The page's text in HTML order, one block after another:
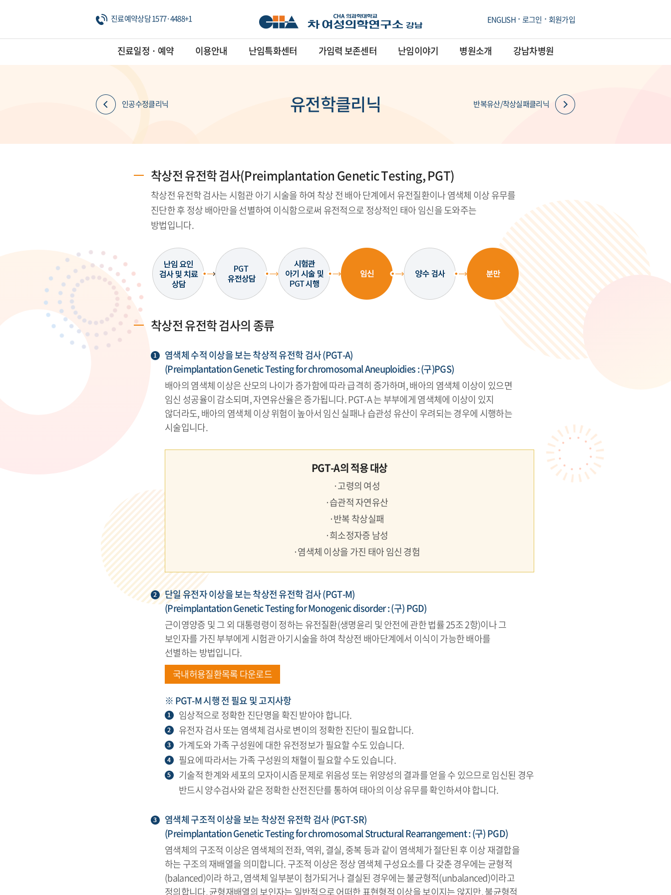
진료예약상담 1577·4488+1 ENGLISH 로그인 회원가입
진료일정 · 예약 이용안내 난임특화센터 가임력 보존센터 난임이야기 병원소개 강남차병원
인공수정클리닉 유전학클리닉 반복유산/착상실패클리닉
착상전 유전학 검사(Preimplantation Genetic Testing, PGT)
착상전 유전학 검사는 시험관 아기 시술을 하여 착상 전 배아 단계에서 유전질환이나 염색체 이상 유무를
진단한 후 정상 배아만을 선별하여 이식함으로써 유전적으로 정상적인 태아 임신을 도와주는
방법입니다.
착상전 유전학 검사의 종류
염색체 수적 이상을 보는 착상적 유전학 검사 (PGT-A)
(Preimplantation Genetic Testing for chromosomal Aneuploidies : (구)PGS)
배아의 염색체 이상은 산모의 나이가 증가함에 따라 급격히 증가하며, 배아의 염색체 이상이 있으면
임신 성공율이 감소되며, 자연유산율은 증가됩니다. PGT-A 는 부부에게 염색체에 이상이 있지
않더라도, 배아의 염색체 이상 위험이 높아서 임신 실패나 습관성 유산이 우려되는 경우에 시행하는
시술입니다.
PGT-A의 적용 대상
·고령의 여성
·습관적 자연유산
·반복 착상실패
·희소정자증 남성
·염색체 이상을 가진 태아 임신 경험
단일 유전자 이상을 보는 착상전 유전학 검사 (PGT-M)
(Preimplantation Genetic Testing for Monogenic disorder : (구) PGD)
근이영양증 및 그 외 대통령령이 정하는 유전질환(생명윤리 및 안전에 관한 법률 25조 2항)이나 그
보인자를 가진 부부에게 시험관 아기시술을 하여 착상전 배아단계에서 이식이 가능한 배아를
선별하는 방법입니다.
국내허용질환목록 다운로드
※ PGT-M 시행 전 필요 및 고지사항
임상적으로 정확한 진단명을 확진 받아야 합니다.
유전자 검사 또는 염색체 검사로 변이의 정확한 진단이 필요합니다.
가계도와 가족 구성원에 대한 유전정보가 필요할 수도 있습니다.
필요에 따라서는 가족 구성원의 채혈이 필요할 수도 있습니다.
기술적 한계와 세포의 모자이시즘 문제로 위음성 또는 위양성의 결과를 얻을 수 있으므로 임신된 경우
반드시 양수검사와 같은 정확한 산전진단를 통하여 태아의 이상 유무를 확인하셔야 합니다.
염색체 구조적 이상을 보는 착상전 유전학 검사 (PGT-SR)
(Preimplantation Genetic Testing for chromosomal Structural Rearrangement : (구) PGD)
염색체의 구조적 이상은 염색체의 전좌, 역위, 결실, 중복 등과 같이 염색체가 절단된 후 이상 재결합을
하는 구조의 재배열을 의미합니다. 구조적 이상은 정상 염색체 구성요소를 다 갖춘 경우에는 균형적
(balanced)이라 하고, 염색체 일부분이 첨가되거나 결실된 경우에는 불균형적(unbalanced)이라고
정의합니다. 균형재배열의 보인자는 일반적으로 어떠한 표현형적 이상을 보이지는 않지만, 불균형적